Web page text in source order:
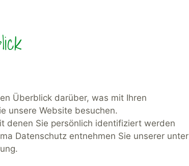
Überblick darüber, was mit Ihren
unsere Website besuchen.
denen Sie persönlich identifiziert werden
Datenschutz entnehmen Sie unserer unter